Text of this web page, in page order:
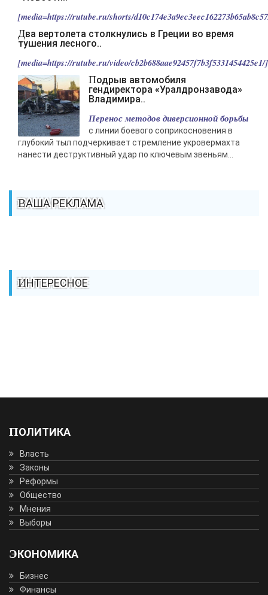
[media=https://rutube.ru/shorts/
Два вертолета столкнулись в Греции во время
тушения лесного..
[media=https://rutube.ru/video/
Подрыв автомобиля
гендиректора «Уралдронзавода»
Владимира..
Перенос методов диверсионной борьбы
с линии боевого соприкосновения в
глубокий тыл подчеркивает стремление укровермахта
нанести деструктивный удар по ключевым звеньям...
ВАША РЕКЛАМА
ИНТЕРЕСНОЕ
ПОЛИТИКА
Власть
Законы
Реформы
Общество
Мнения
Выборы
ЭКОНОМИКА
Бизнес
Финансы